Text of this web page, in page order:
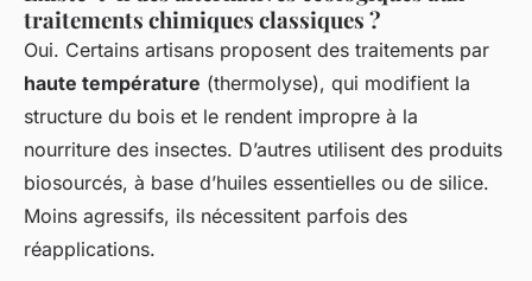
traitements chimiques classiques ?
Oui. Certains artisans proposent des traitements par
haute température (thermolyse), qui modifient la
structure du bois et le rendent impropre à la
nourriture des insectes. D’autres utilisent des produits
biosourcés, à base d’huiles essentielles ou de silice.
Moins agressifs, ils nécessitent parfois des
réapplications.